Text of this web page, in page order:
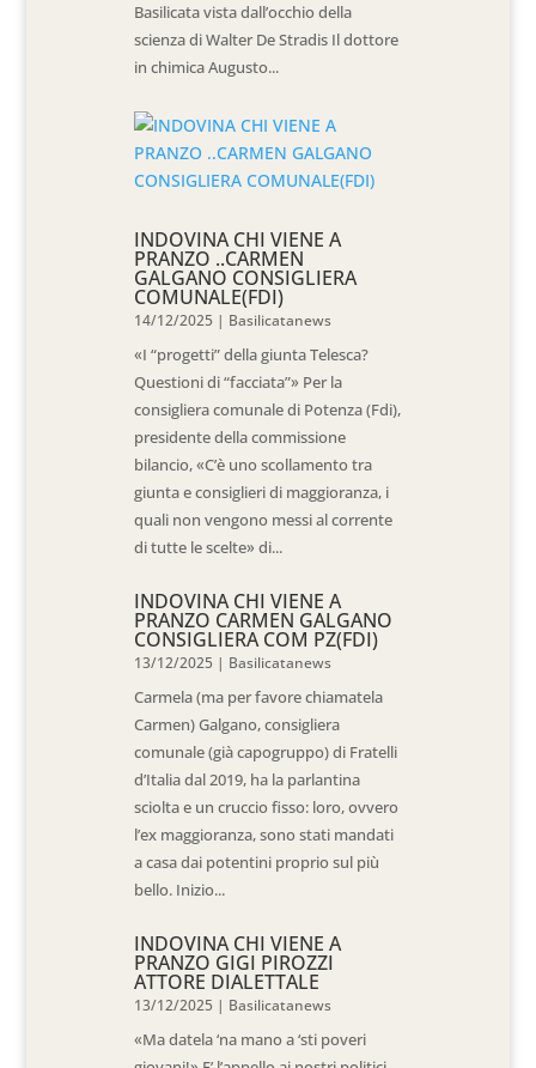
Basilicata vista dall’occhio della
scienza di Walter De Stradis Il dottore
in chimica Augusto...
INDOVINA CHI VIENE A
PRANZO ..CARMEN
GALGANO CONSIGLIERA
COMUNALE(FDI)
14/12/2025 | Basilicatanews
«I “progetti” della giunta Telesca?
Questioni di “facciata”» Per la
consigliera comunale di Potenza (Fdi),
presidente della commissione
bilancio, «C’è uno scollamento tra
giunta e consiglieri di maggioranza, i
quali non vengono messi al corrente
di tutte le scelte» di...
INDOVINA CHI VIENE A
PRANZO CARMEN GALGANO
CONSIGLIERA COM PZ(FDI)
13/12/2025 | Basilicatanews
Carmela (ma per favore chiamatela
Carmen) Galgano, consigliera
comunale (già capogruppo) di Fratelli
d’Italia dal 2019, ha la parlantina
sciolta e un cruccio fisso: loro, ovvero
l’ex maggioranza, sono stati mandati
a casa dai potentini proprio sul più
bello. Inizio...
INDOVINA CHI VIENE A
PRANZO GIGI PIROZZI
ATTORE DIALETTALE
13/12/2025 | Basilicatanews
«Ma datela ‘na mano a ‘sti poveri